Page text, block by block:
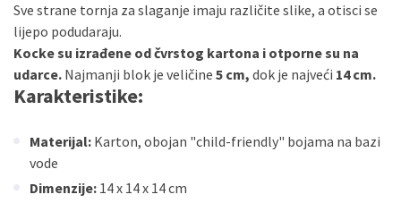
Sve strane tornja za slaganje imaju različite slike, a otisci se
lijepo podudaraju.
Kocke su izrađene od čvrstog kartona i otporne su na
udarce. Najmanji blok je veličine 5 cm, dok je najveći 14 cm.
Karakteristike:
Materijal: Karton, obojan "child-friendly" bojama na bazi
vode
Dimenzije: 14 x 14 x 14 cm